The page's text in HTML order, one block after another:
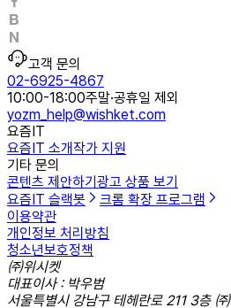
고객 문의
02-6925-4867
10:00-18:00주말·공휴일 제외
yozm_help@wishket.com
요즘IT
요즘IT 소개작가 지원
기타 문의
콘텐츠 제안하기 광고 상품 보기
요즘IT 슬랙봇
크롬 확장 프로그램
이용약관
개인정보 처리방침
청소년보호정책
㈜위시켓
대표이사 : 박우범
서울특별시 강남구 테헤란로 211 3층